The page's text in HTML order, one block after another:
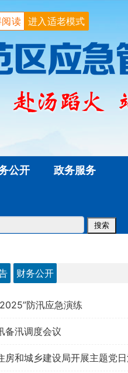
进入适老模式
读
公开 政务服务
财务公开
防汛应急演练
备汛调度会议
房和城乡建设局开展主题党